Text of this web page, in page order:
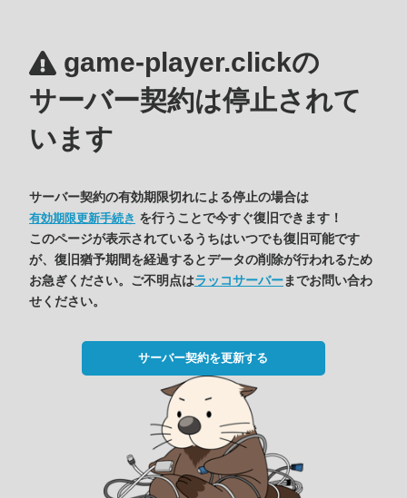
game-player.clickの
サーバー契約は停止されて
います
サーバー契約の有効期限切れによる停止の場合は
有効期限更新手続き を行うことで今すぐ復旧できます！
このページが表示されているうちはいつでも復旧可能です
が、復旧猶予期間を経過するとデータの削除が行われるため
お急ぎください。ご不明点はラッコサーバーまでお問い合わ
せください。
サーバー契約を更新する